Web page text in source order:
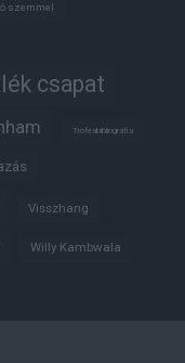
szemmel
csapat
Trófeabibliográfia
Visszhang
Willy Kambwala